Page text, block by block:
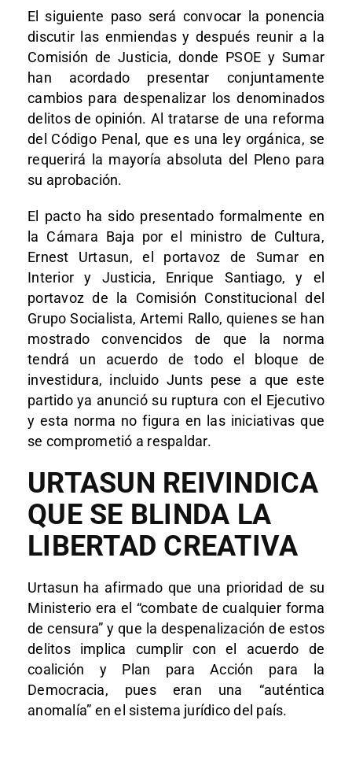
El siguiente paso será convocar la ponencia
discutir las enmiendas y después reunir a la
Comisión de Justicia, donde PSOE y Sumar
han acordado presentar conjuntamente
cambios para despenalizar los denominados
delitos de opinión. Al tratarse de una reforma
del Código Penal, que es una ley orgánica, se
requerirá la mayoría absoluta del Pleno para
su aprobación.
El pacto ha sido presentado formalmente en
la Cámara Baja por el ministro de Cultura,
Ernest Urtasun, el portavoz de Sumar en
Interior y Justicia, Enrique Santiago, y el
portavoz de la Comisión Constitucional del
Grupo Socialista, Artemi Rallo, quienes se han
mostrado convencidos de que la norma
tendrá un acuerdo de todo el bloque de
investidura, incluido Junts pese a que este
partido ya anunció su ruptura con el Ejecutivo
y esta norma no figura en las iniciativas que
se comprometió a respaldar.
URTASUN REIVINDICA
QUE SE BLINDA LA
LIBERTAD CREATIVA
Urtasun ha afirmado que una prioridad de su
Ministerio era el “combate de cualquier forma
de censura” y que la despenalización de estos
delitos implica cumplir con el acuerdo de
coalición y Plan para Acción para la
Democracia, pues eran una “auténtica
anomalía” en el sistema jurídico del país.